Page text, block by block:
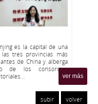
es la capital de una
tres provincias más
de China y alberga
de los consorcios
ver más
subir volver